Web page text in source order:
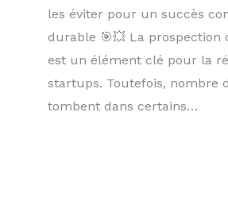
les éviter pour un succès
durable 🎯💥 La prospection
est un élément clé pour la
startups. Toutefois, nombre
tombent dans certains…